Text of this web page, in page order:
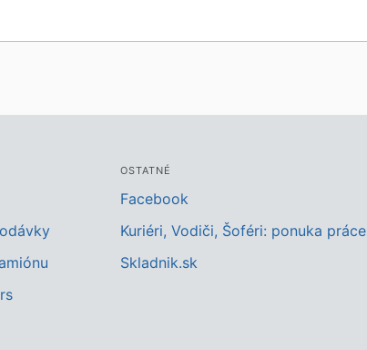
OSTATNÉ
Facebook
Kuriéri, Vodiči, Šoféri: ponuka práce
Skladnik.sk